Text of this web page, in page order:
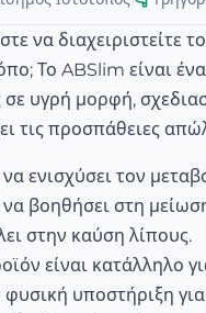
να διαχειριστείτε
Το ABSlim είναι
σε υγρή μορφή,
τις προσπάθειες
ενισχύσει τον
βοηθήσει στη
στην καύση λίπους.
είναι κατάλληλο
φυσική υποστήριξη